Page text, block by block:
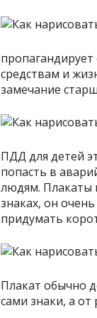
средствам и
замечание
ПДД для детей
попасть в
людям. Плакаты
знаках, он
придумать
Плакат обычно
сами знаки, а